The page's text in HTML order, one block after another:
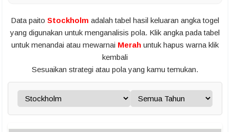
Data paito Stockholm adalah tabel hasil keluaran angka togel
yang digunakan untuk menganalisis pola. Klik angka pada tabel
untuk menandai atau mewarnai Merah untuk hapus warna klik
kembali
Sesuaikan strategi atau pola yang kamu temukan.